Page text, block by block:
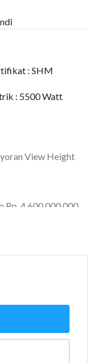
: SHM
: 5500Watt
View Height
Rp. 4.600.000.000